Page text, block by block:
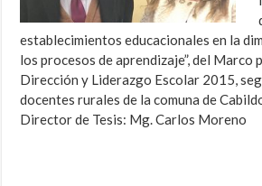
establecimientos educacionales en la
los procesos de aprendizaje”, del Marco
Dirección y Liderazgo Escolar 2015,
docentes rurales de la comuna de
Director de Tesis: Mg. Carlos Moreno